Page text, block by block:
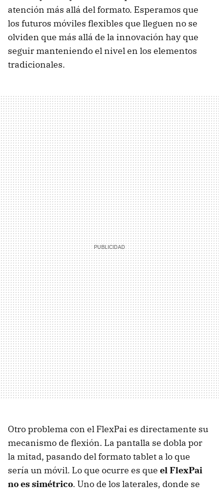
atención más allá del formato. Esperamos que
los futuros móviles flexibles que lleguen no se
olviden que más allá de la innovación hay que
seguir manteniendo el nivel en los elementos
tradicionales.
Otro problema con el FlexPai es directamente su
mecanismo de flexión. La pantalla se dobla por
la mitad, pasando del formato tablet a lo que
sería un móvil. Lo que ocurre es que el FlexPai
no es simétrico. Uno de los laterales, donde se